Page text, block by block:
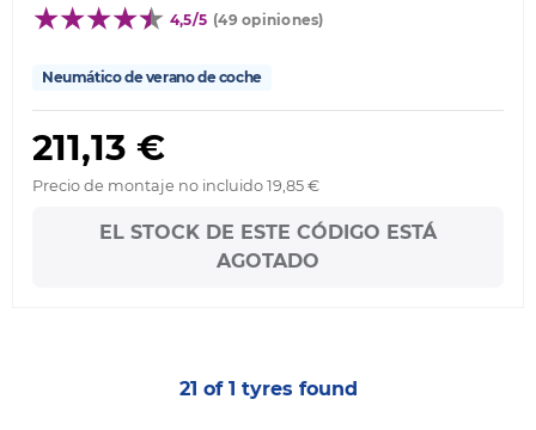
4,5/5 (49 opiniones)
Neumático de verano de coche
211,13 €
Precio de montaje no incluido 19,85 €
EL STOCK DE ESTE CÓDIGO ESTÁ
AGOTADO
21 of 1 tyres found